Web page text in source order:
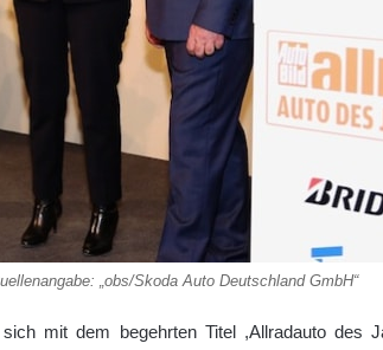
„obs/Skoda Auto Deutschland GmbH“
mit dem begehrten Titel ,Allradauto des